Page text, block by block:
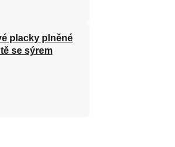
placky plněné
se sýrem